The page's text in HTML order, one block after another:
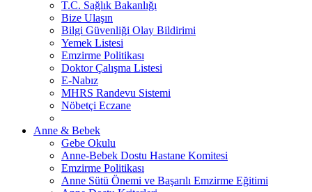
T.C. Sağlık Bakanlığı
Bize Ulaşın
Bilgi Güvenliği Olay Bildirimi
Yemek Listesi
Emzirme Politikası
Doktor Çalışma Listesi
E-Nabız
MHRS Randevu Sistemi
Nöbetçi Eczane
Anne & Bebek
Gebe Okulu
Anne-Bebek Dostu Hastane Komitesi
Emzirme Politikası
Anne Sütü Önemi ve Başarılı Emzirme Eğitimi